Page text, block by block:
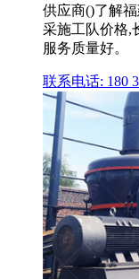
供应商()了解
采施工队价格,
服务质量好。
联系电话: 180